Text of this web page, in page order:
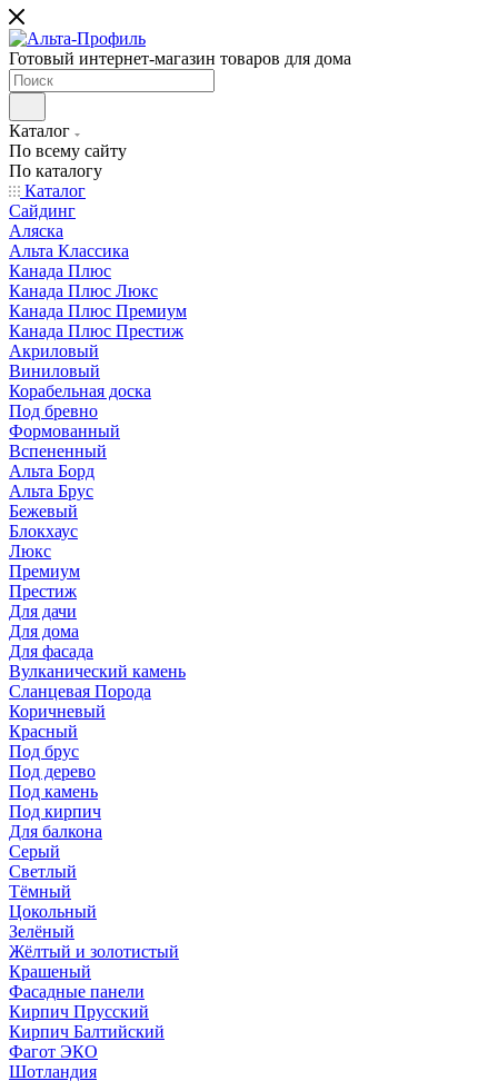
Готовый интернет-магазин товаров для дома
Каталог
По всему сайту
По каталогу
Каталог
Сайдинг
Аляска
Альта Классика
Канада Плюс
Канада Плюс Люкс
Канада Плюс Премиум
Канада Плюс Престиж
Акриловый
Виниловый
Корабельная доска
Под бревно
Формованный
Вспененный
Альта Борд
Альта Брус
Бежевый
Блокхаус
Люкс
Премиум
Престиж
Для дачи
Для дома
Для фасада
Вулканический камень
Сланцевая Порода
Коричневый
Красный
Под брус
Под дерево
Под камень
Под кирпич
Для балкона
Серый
Светлый
Тёмный
Цокольный
Зелёный
Жёлтый и золотистый
Крашеный
Фасадные панели
Кирпич Прусский
Кирпич Балтийский
Фагот ЭКО
Шотландия